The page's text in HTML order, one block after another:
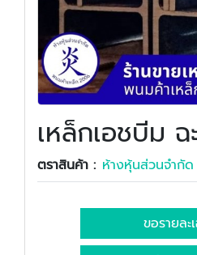
เหล็กเอชบีม ฉ
ตราสินค้า : ห้างหุ้นส่วนจำกั
ขอรายละ